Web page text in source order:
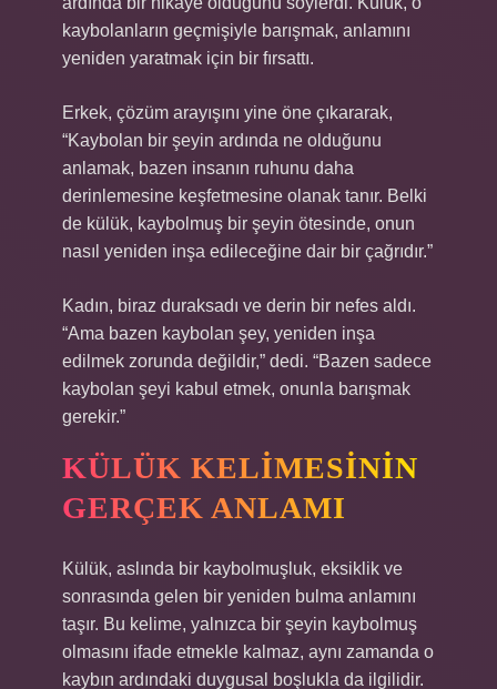
kaybolanların geçmişiyle barışmak, anlamını
yeniden yaratmak için bir fırsattı.
Erkek, çözüm arayışını yine öne çıkararak,
“Kaybolan bir şeyin ardında ne olduğunu
anlamak, bazen insanın ruhunu daha
derinlemesine keşfetmesine olanak tanır. Belki
de külük, kaybolmuş bir şeyin ötesinde, onun
nasıl yeniden inşa edileceğine dair bir çağrıdır.”
Kadın, biraz duraksadı ve derin bir nefes aldı.
“Ama bazen kaybolan şey, yeniden inşa
edilmek zorunda değildir,” dedi. “Bazen sadece
kaybolan şeyi kabul etmek, onunla barışmak
gerekir.”
KÜLÜK KELIMESININ
GERÇEK ANLAMI
Külük, aslında bir kaybolmuşluk, eksiklik ve
sonrasında gelen bir yeniden bulma anlamını
taşır. Bu kelime, yalnızca bir şeyin kaybolmuş
olmasını ifade etmekle kalmaz, aynı zamanda o
kaybın ardındaki duygusal boşlukla da ilgilidir.